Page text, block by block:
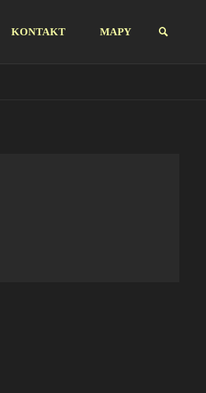
KONTAKT MAPY